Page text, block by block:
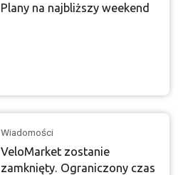
Plany na najbliższy weekend
Wiadomości
VeloMarket zostanie
zamknięty. Ograniczony czas